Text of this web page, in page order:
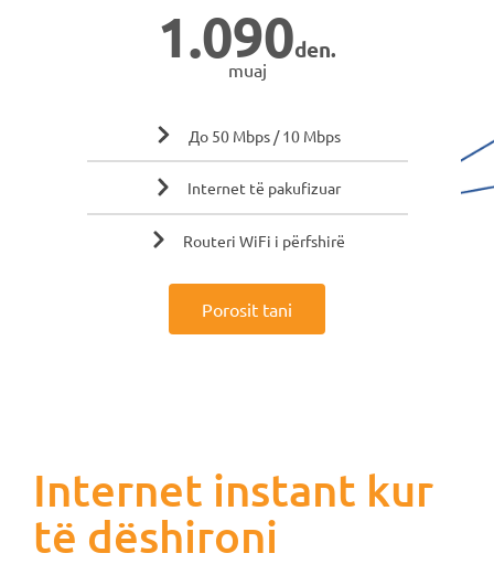
1.090den.
muaj
До 50 Mbps / 10 Mbps
Internet të pakufizuar
Routeri WiFi i përfshirë
Porosit tani
Internet instant kur
të dëshironi